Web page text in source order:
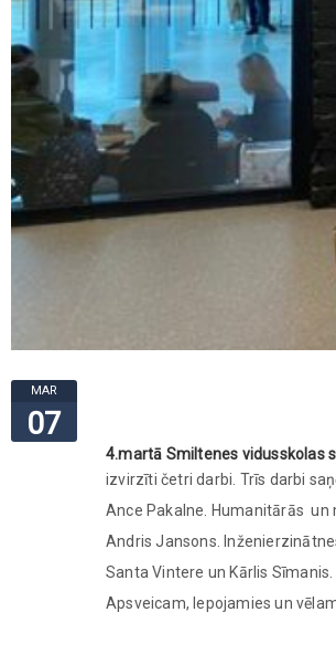
MAR
07
4.martā Smiltenes vidusskolas
izvirzīti četri darbi. Trīs darbi
Ance Pakalne. Humanitārās un
Andris Jansons.
Santa Vintere un Kārlis
Apsveicam, lepojamies un